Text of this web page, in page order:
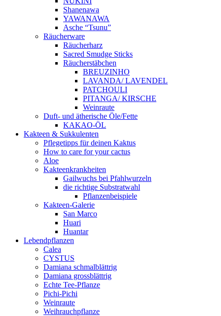
Shanenawa
YAWANAWA
Asche “Tsunu”
Räucherware
Räucherharz
Sacred Smudge Sticks
Räucherstäbchen
BREUZINHO
LAVANDA/ LAVENDEL
PATCHOULI
PITANGA/ KIRSCHE
Weinraute
Duft- und ätherische Öle/Fette
KAKAO-ÖL
Kakteen & Sukkulenten
Pflegetipps für deinen Kaktus
How to care for your cactus
Aloe
Kakteenkrankheiten
Gailwuchs bei Pfahlwurzeln
die richtige Substratwahl
Pflanzenbeispiele
Kakteen-Galerie
San Marco
Huari
Huantar
Lebendpflanzen
Calea
CYSTUS
Damiana schmalblättrig
Damiana grossblättrig
Echte Tee-Pflanze
Pichi-Pichi
Weinraute
Weihrauchpflanze